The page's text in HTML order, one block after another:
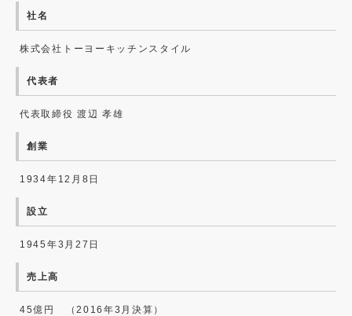
社名
株式会社トーヨーキッチンスタイル
代表者
代表取締役 渡辺 孝雄
創業
1934年12月8日
設立
1945年3月27日
売上高
45億円 （2016年3月決算）